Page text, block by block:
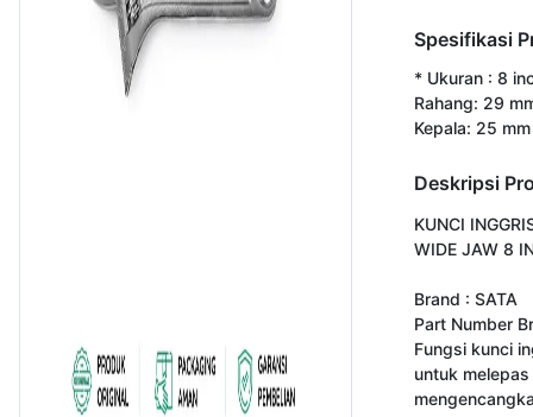
Spesifikasi
* Ukuran : 8
Rahang: 29
Kepala: 25 mm
Deskripsi
KUNCI
WIDE JAW 8
Brand : SATA
Part Number
Fungsi kunci
untuk